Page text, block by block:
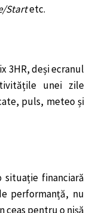
Startetc.
3HR, deși ecranul
unei zile
puls, meteo și
situație financiară
performanță, nu
ceas pentru o nișă